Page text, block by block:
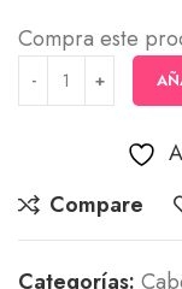
Compra este
Compare
Categorías: